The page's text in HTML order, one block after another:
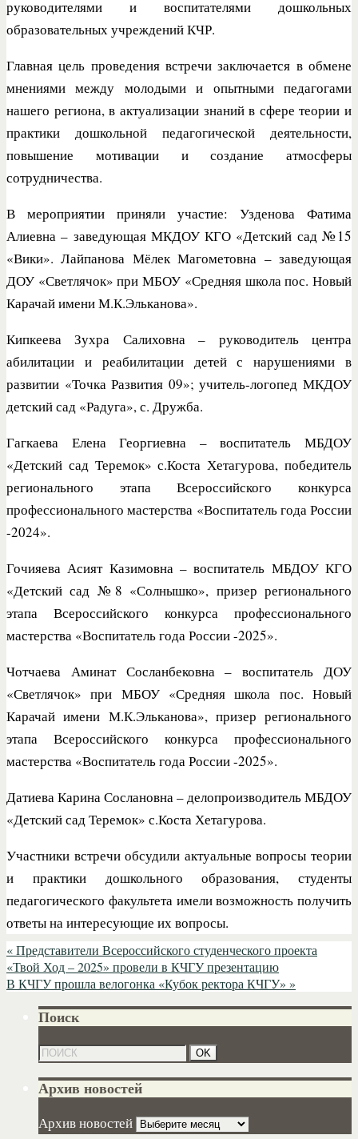
руководителями и воспитателями дошкольных
образовательных учреждений КЧР.
Главная цель проведения встречи заключается в обмене
мнениями между молодыми и опытными педагогами
нашего региона, в актуализации знаний в сфере теории и
практики дошкольной педагогической деятельности,
повышение мотивации и создание атмосферы
сотрудничества.
В мероприятии приняли участие: Узденова Фатима
Алиевна – заведующая МКДОУ КГО «Детский сад №15
«Вики». Лайпанова Мёлек Магометовна – заведующая
ДОУ «Светлячок» при МБОУ «Средняя школа пос. Новый
Карачай имени М.К.Эльканова».
Кипкеева Зухра Салиховна – руководитель центра
абилитации и реабилитации детей с нарушениями в
развитии «Точка Развития 09»; учитель-логопед МКДОУ
детский сад «Радуга», с. Дружба.
Гагкаева Елена Георгиевна – воспитатель МБДОУ
«Детский сад Теремок» с.Коста Хетагурова, победитель
регионального этапа Всероссийского конкурса
профессионального мастерства «Воспитатель года России
-2024».
Гочияева Асият Казимовна – воспитатель МБДОУ КГО
«Детский сад №8 «Солнышко», призер регионального
этапа Всероссийского конкурса профессионального
мастерства «Воспитатель года России -2025».
Чотчаева Аминат Сосланбековна – воспитатель ДОУ
«Светлячок» при МБОУ «Средняя школа пос. Новый
Карачай имени М.К.Эльканова», призер регионального
этапа Всероссийского конкурса профессионального
мастерства «Воспитатель года России -2025».
Датиева Карина Сослановна – делопроизводитель МБДОУ
«Детский сад Теремок» с.Коста Хетагурова.
Участники встречи обсудили актуальные вопросы теории
и практики дошкольного образования, студенты
педагогического факультета имели возможность получить
ответы на интересующие их вопросы.
«Представители Всероссийского студенческого проекта
«Твой Ход – 2025» провели в КЧГУ презентацию
В КЧГУ прошла велогонка «Кубок ректора КЧГУ» »
Поиск
Архив новостей
Архив новостей